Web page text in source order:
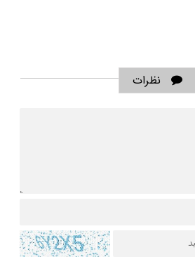
نظرات